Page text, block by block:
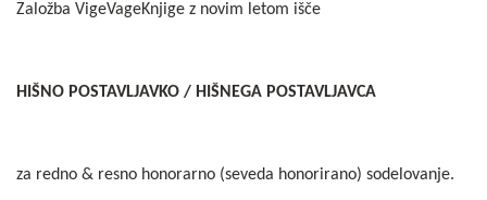
Založba VigeVageKnjige z novim letom išče
HIŠNO POSTAVLJAVKO / HIŠNEGA POSTAVLJAVCA
za redno & resno honorarno (seveda honorirano) sodelovanje.